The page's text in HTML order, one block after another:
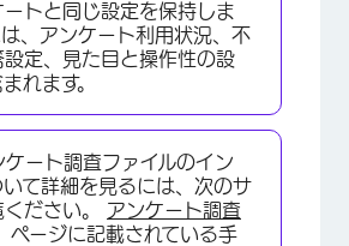
トと同じ設定を保持しま
、アンケート利用状況、不
設定、見た目と操作性の設
れます。
ケート調査ファイルのイン
て詳細を見るには、次のサ
ださい。 アンケート調査
ページに記載されている手